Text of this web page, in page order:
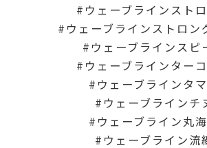
ウェーブラインスト
ウェーブラインストロン
ウェーブラインスピ
ウェーブラインター
ウェーブラインタ
ウェーブラインチ
ウェーブライン丸
ウェーブライン流